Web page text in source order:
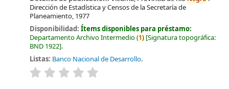
Dirección de Estadística y Censos de la Secretaría de
Planeamiento, 1977
Disponibilidad:Ítems disponibles para préstamo:
Departamento Archivo Intermedio(1) Signatura topográfica:
BND 1922 .
Listas: Banco Nacional de Desarrollo.
valoración